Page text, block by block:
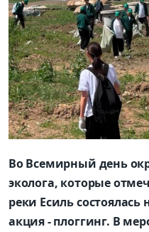
Во Всемирный день
эколога, которые
реки Есиль
акция - плоггинг. В